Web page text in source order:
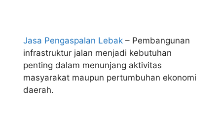
Jasa Pengaspalan Lebak – Pembangunan
infrastruktur jalan menjadi kebutuhan
penting dalam menunjang aktivitas
masyarakat maupun pertumbuhan ekonomi
daerah.